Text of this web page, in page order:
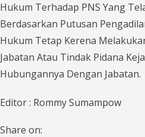
Hukum Terhadap PNS Yang
Berdasarkan Putusan
Hukum Tetap Kerena
Jabatan Atau Tindak Pidana
Hubungannya Dengan Jabatan.
Editor : Rommy Sumampow
Share on: